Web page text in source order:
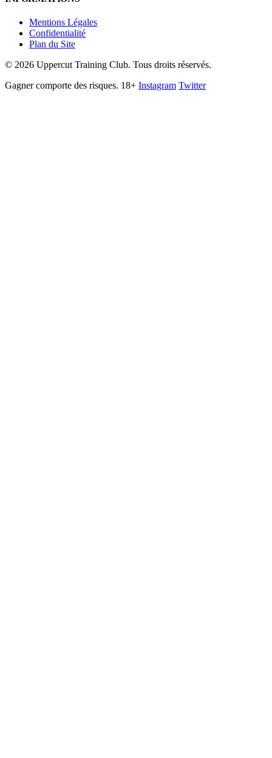
Mentions Légales
Confidentialité
Plan du Site
© 2026 Uppercut Training Club. Tous droits réservés.
Gagner comporte des risques. 18+ Instagram Twitter